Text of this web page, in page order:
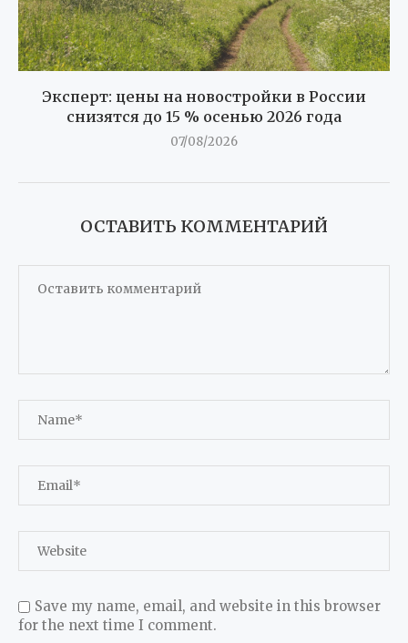
Эксперт: цены на новостройки в России
снизятся до 15 % осенью 2026 года
07/08/2026
ОСТАВИТЬ КОММЕНТАРИЙ
Save my name, email, and website in this browser
for the next time I comment.